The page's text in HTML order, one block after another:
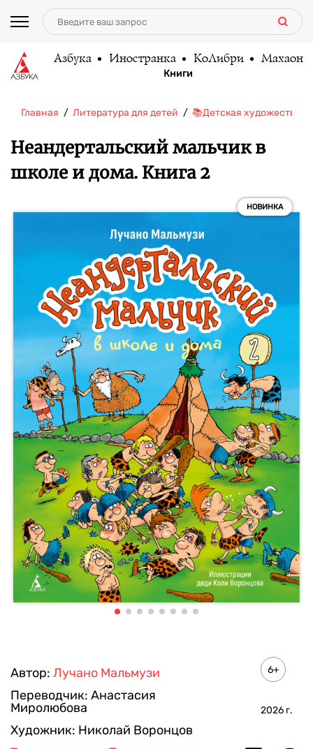
Азбука Иностранка КоЛибри Махаон
Книги
Главная Литература для детей 📚Детская
Неандертальский мальчик в
школе и дома. Книга 2
НОВИНКА
Автор: Лучано Мальмузи
Переводчик: Анастасия
Миролюбова
Художник: Николай Воронцов
6+
2026 г.